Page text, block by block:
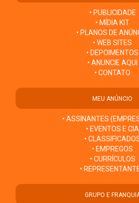
• PUBLICIDADE
• MÍDIA KIT
• PLANOS DE
• WEB SITES
• DEPOIMENTOS
• ANUNCIE AQUI
• CONTATO
MEU ANÚNCIO
• ASSINANTES
• EVENTOS E CIA
•
• EMPREGOS
• CURRÍCULOS
•
GRUPO E